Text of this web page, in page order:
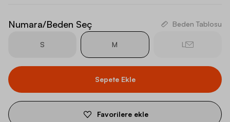
Numara/Beden Seç Beden Tablosu
S M L
Sepete Ekle
Favorilere ekle